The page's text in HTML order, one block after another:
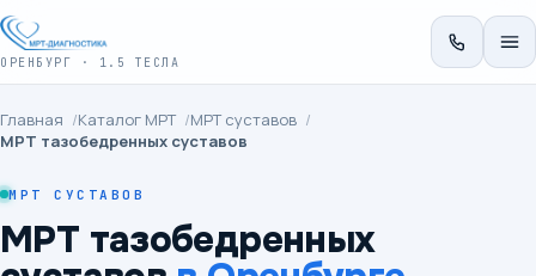
ОРЕНБУРГ · 1.5 ТЕСЛА
Главная /Каталог МРТ /МРТ суставов /
МРТ тазобедренных суставов
МРТ СУСТАВОВ
МРТ тазобедренных